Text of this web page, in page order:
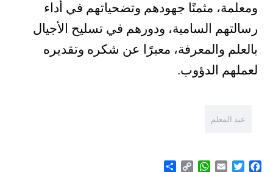
ومعلمة، مثمنًا جهودهم وتضحياتهم في أداء
رسالتهم السامية، ودورهم في تسليح الأجيال
بالعلم والمعرفة، معبرًا عن شكره وتقديره
لعملهم الدؤوب.
عيد المعلم
Facebook
Twitter
Email
WhatsApp
Copy